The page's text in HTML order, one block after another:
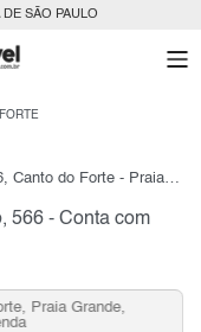
DE SÃO PAULO
566 - Conta com
Praia Grande,